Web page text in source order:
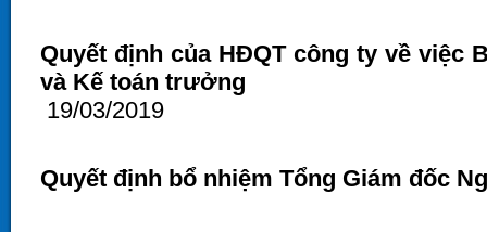
Quyết định của HĐQT công ty về việc
và Kế toán trưởng
19/03/2019
Quyết định bổ nhiệm Tổng Giám đốc